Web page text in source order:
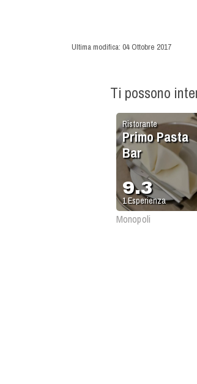
Ultima modifica: 04 Ottobre 2017
Ti possono
Ristorante
Primo Pasta
Bar
9.3
1Esperienza
Monopoli